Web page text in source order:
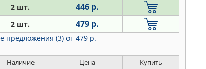
2 шт. 446 р.
2 шт. 479 р.
предложения (3) от 479 р.
Наличие Цена Купить